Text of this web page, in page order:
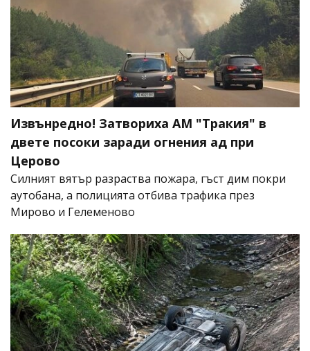
Извънредно! Затвориха АМ "Тракия" в
двете посоки заради огнения ад при
Церово
Силният вятър разраства пожара, гъст дим покри
аутобана, а полицията отбива трафика през
Мирово и Гелеменово